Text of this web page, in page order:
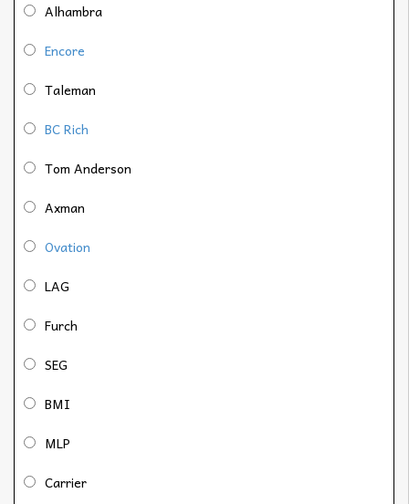
Alhambra
Encore
Taleman
BC Rich
Tom Anderson
Axman
Ovation
LAG
Furch
SEG
BMI
MLP
Carrier